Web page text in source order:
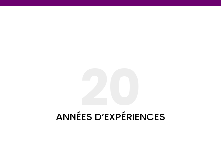
ANNÉES D’EXPÉRIENCES